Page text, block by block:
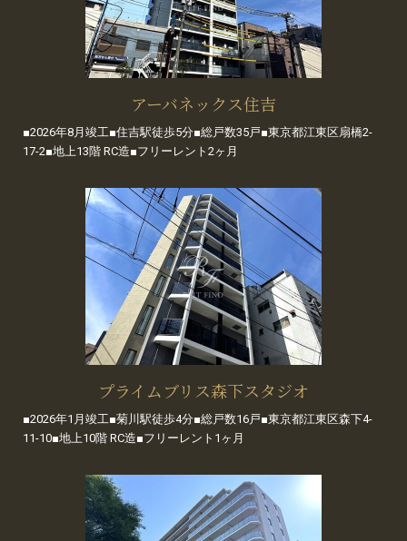
アーバネックス住吉
■2026年8月竣工■住吉駅徒歩5分■総戸数35戸■東京都江東区扇橋2-
17-2■地上13階 RC造■フリーレント2ヶ月
プライムブリス森下スタジオ
■2026年1月竣工■菊川駅徒歩4分■総戸数16戸■東京都江東区森下4-
11-10■地上10階 RC造■フリーレント1ヶ月